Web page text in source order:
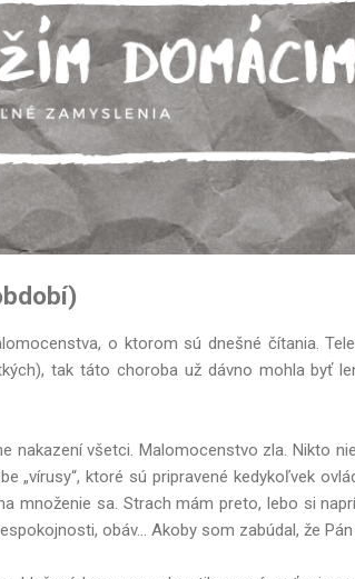
o ktorom sú dnešné čítania.
tak táto choroba už dávno mohla byť
všetci. Malomocenstvo zla. Nikto
„vírusy“, ktoré sú pripravené kedykoľvek
množenie sa. Strach mám preto, lebo si
obáv... Akoby som zabúdal, že Pán